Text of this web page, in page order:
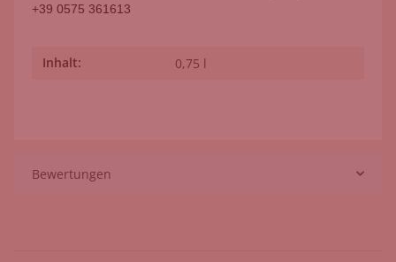
+39 0575 361613
Produkteigenschaft
Wert
Inhalt: 0,75 l
Bewertungen